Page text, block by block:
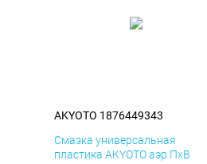
AKYOTO 1876449343
Смазка универсальная
пластика AKYOTO аэр ПхВ